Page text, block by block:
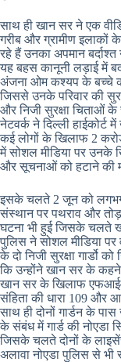
साथ ही खान सर ने एक
गरीब और ग्रामीण इलाकों
रहे हैं उनका अपमान बर्दाश्त
यह बहस कानूनी लड़ाई में
अंजना ओम कश्यप के बच्चे
जिससे उनके परिवार की
और निजी सुरक्षा चिताओं
नेटवर्क ने दिल्ली हाईकोर्ट
कई लोगों के खिलाफ 2
में सोशल मीडिया पर उनके
और सूचनाओं को हटाने की
इसके चलते 2 जून को लगभग
संस्थान पर पथराव और
घटना भी हुई जिसके चलते
पुलिस ने सोशल मीडिया
के दो निजी सुरक्षा गार्डो
कि उन्होंने खान सर के कहने
खान सर के खिलाफ
संहिता की धारा 109 और
साथ ही दोनों गार्डन के
के संबंध में गार्ड की नोएडा
जिसके चलते दोनों के
अलावा नोएडा पुलिस से भी